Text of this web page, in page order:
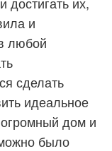
и
любой
сделать
идеальное
дом и
было